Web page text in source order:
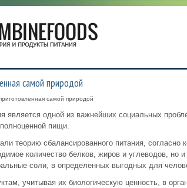
самой природой
самой природой
является одной из важнейших социальных
пищи.
теорию сбалансированного питания,
количество белков, жиров и углеводов, но
соли, в определенных выгодных для
учитывая их биологическую ценность, в